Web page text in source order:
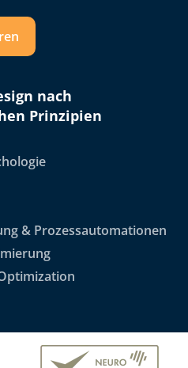
nach
Prinzipien
& Prozessautomationen